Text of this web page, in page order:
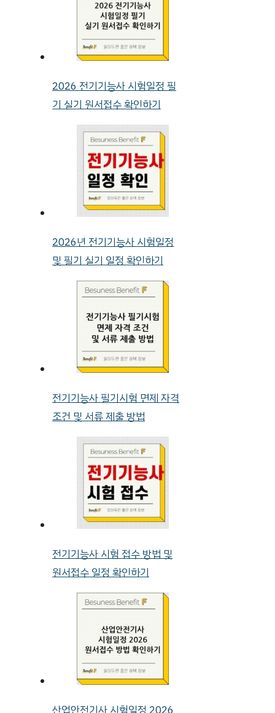
2026 전기기능사 시험일정 필
기 실기 원서접수 확인하기
2026년 전기기능사 시험일정
및 필기 실기 일정 확인하기
전기기능사 필기시험 면제 자격
조건 및 서류 제출 방법
전기기능사 시험 접수 방법 및
원서접수 일정 확인하기